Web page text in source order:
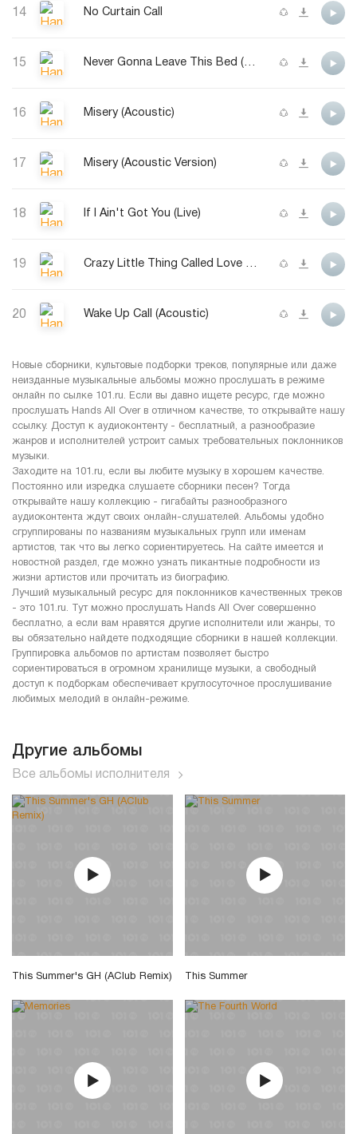
14 No Curtain Call
15 Never Gonna Leave This Bed (Acoustic)
16 Misery (Acoustic)
17 Misery (Acoustic Version)
18 If I Ain't Got You (Live)
19 Crazy Little Thing Called Love (Acoustic)
20 Wake Up Call (Acoustic)
Новые сборники, культовые подборки треков, популярные или даже
неизданные музыкальные альбомы можно прослушать в режиме
онлайн по сылке 101.ru. Если вы давно ищете ресурс, где можно
прослушать Hands All Over в отличном качестве, то открывайте нашу
ссылку. Доступ к аудиоконтенту - бесплатный, а разнообразие
жанров и исполнителей устроит самых требовательных поклонников
музыки.
Заходите на 101.ru, если вы любите музыку в хорошем качестве.
Постоянно или изредка слушаете сборники песен? Тогда
открывайте нашу коллекцию - гигабайты разнообразного
аудиоконтента ждут своих онлайн-слушателей. Альбомы удобно
сгруппированы по названиям музыкальных групп или именам
артистов, так что вы легко сориентируетесь. На сайте имеется и
новостной раздел, где можно узнать пикантные подробности из
жизни артистов или прочитать из биографию.
Лучший музыкальный ресурс для поклонников качественных треков
- это 101.ru. Тут можно прослушать Hands All Over совершенно
бесплатно, а если вам нравятся другие исполнители или жанры, то
вы обязательно найдете подходящие сборники в нашей коллекции.
Группировка альбомов по артистам позволяет быстро
сориентироваться в огромном хранилище музыки, а свободный
доступ к подборкам обеспечивает круглосуточное прослушивание
любимых мелодий в онлайн-режиме.
Другие альбомы
Все альбомы исполнителя
This Summer's GH (AClub Remix) This Summer